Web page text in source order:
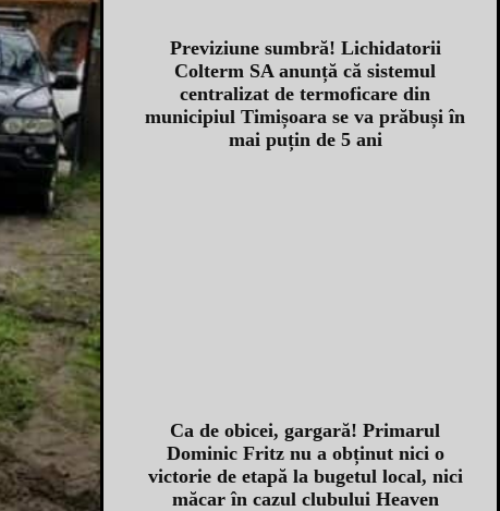
Previziune sumbră! Lichidatorii
Colterm SA anunță că sistemul
centralizat de termoficare din
municipiul Timișoara se va prăbuși în
mai puțin de 5 ani
Ca de obicei, gargară! Primarul
Dominic Fritz nu a obținut nici o
victorie de etapă la bugetul local, nici
măcar în cazul clubului Heaven